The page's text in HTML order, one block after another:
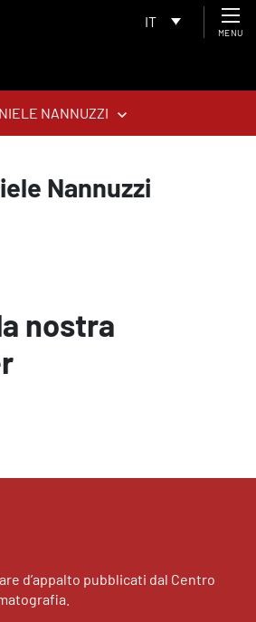
IT
MENU
NANNUZZI
Nannuzzi
nostra
d’appalto pubblicati dal Centro